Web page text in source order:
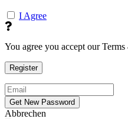
I Agree
You agree you accept our
Abbrechen